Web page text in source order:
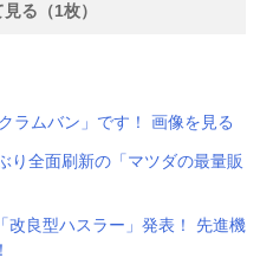
る（1枚）
ラムバン」です！ 画像を見る
り全面刷新の「マツダの最量販
改良型ハスラー」発表！ 先進機